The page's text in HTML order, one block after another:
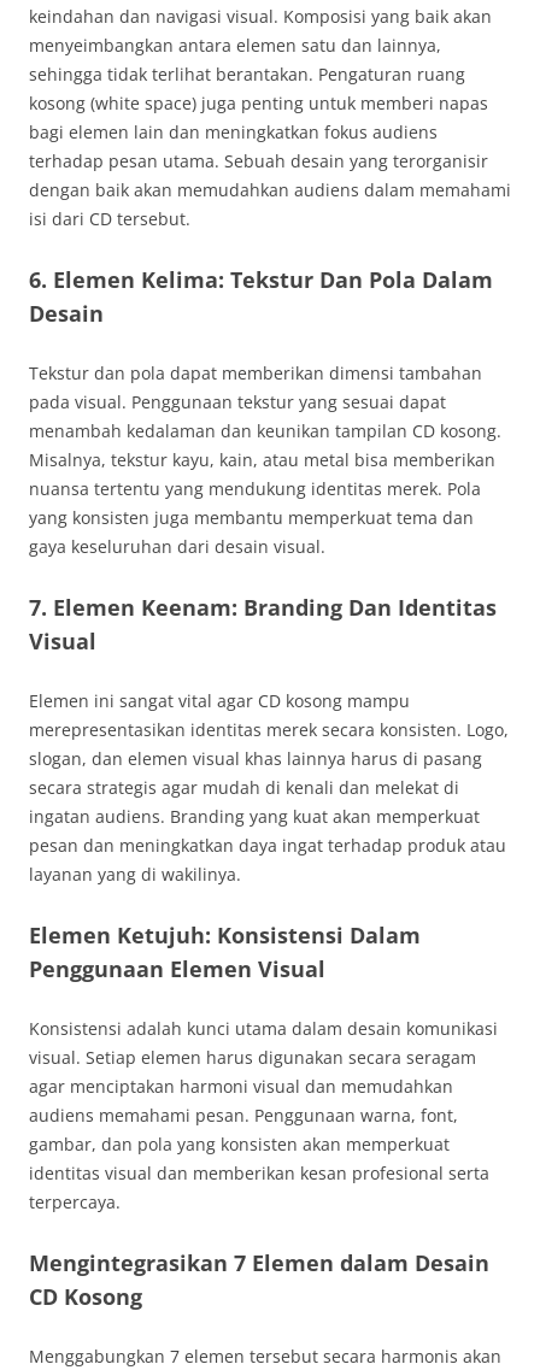
keindahan dan navigasi visual. Komposisi yang baik akan
menyeimbangkan antara elemen satu dan lainnya,
sehingga tidak terlihat berantakan. Pengaturan ruang
kosong (white space) juga penting untuk memberi napas
bagi elemen lain dan meningkatkan fokus audiens
terhadap pesan utama. Sebuah desain yang terorganisir
dengan baik akan memudahkan audiens dalam memahami
isi dari CD tersebut.
6. Elemen Kelima: Tekstur Dan Pola Dalam
Desain
Tekstur dan pola dapat memberikan dimensi tambahan
pada visual. Penggunaan tekstur yang sesuai dapat
menambah kedalaman dan keunikan tampilan CD kosong.
Misalnya, tekstur kayu, kain, atau metal bisa memberikan
nuansa tertentu yang mendukung identitas merek. Pola
yang konsisten juga membantu memperkuat tema dan
gaya keseluruhan dari desain visual.
7. Elemen Keenam: Branding Dan Identitas
Visual
Elemen ini sangat vital agar CD kosong mampu
merepresentasikan identitas merek secara konsisten. Logo,
slogan, dan elemen visual khas lainnya harus di pasang
secara strategis agar mudah di kenali dan melekat di
ingatan audiens. Branding yang kuat akan memperkuat
pesan dan meningkatkan daya ingat terhadap produk atau
layanan yang di wakilinya.
Elemen Ketujuh: Konsistensi Dalam
Penggunaan Elemen Visual
Konsistensi adalah kunci utama dalam desain komunikasi
visual. Setiap elemen harus digunakan secara seragam
agar menciptakan harmoni visual dan memudahkan
audiens memahami pesan. Penggunaan warna, font,
gambar, dan pola yang konsisten akan memperkuat
identitas visual dan memberikan kesan profesional serta
terpercaya.
Mengintegrasikan 7 Elemen dalam Desain
CD Kosong
Menggabungkan 7 elemen tersebut secara harmonis akan